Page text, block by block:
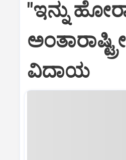
"ಇನ್ನು
ವಿದಾಯ